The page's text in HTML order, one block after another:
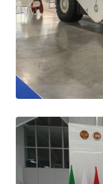
ПРОЧЕЕ
История
Фотографии
Главное
наркотиков